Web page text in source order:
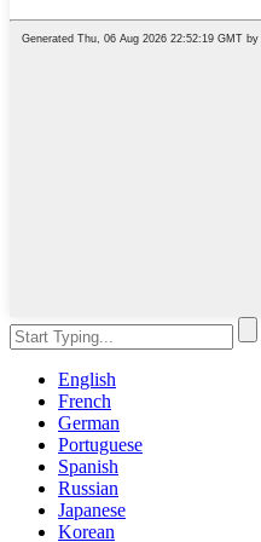
English
French
German
Portuguese
Spanish
Russian
Japanese
Korean